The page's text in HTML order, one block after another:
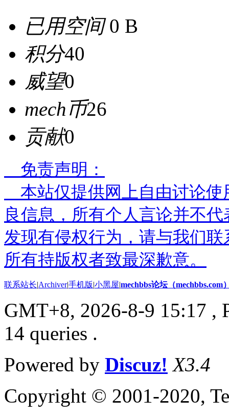
已用空间0 B
积分40
威望0
mech币26
贡献0
免责声明：
本站仅提供网上自由讨论使
良信息，所有个人言论并不
发现有侵权行为，请与我们
所有持版权者致最深歉意。
联系站长|Archiver|手机版|小黑屋|mechbbs论坛（mechbbs.com
GMT+8, 2026-8-9 15:17 ,
14 queries .
Powered by Discuz! X3.4
Copyright © 2001-2020,